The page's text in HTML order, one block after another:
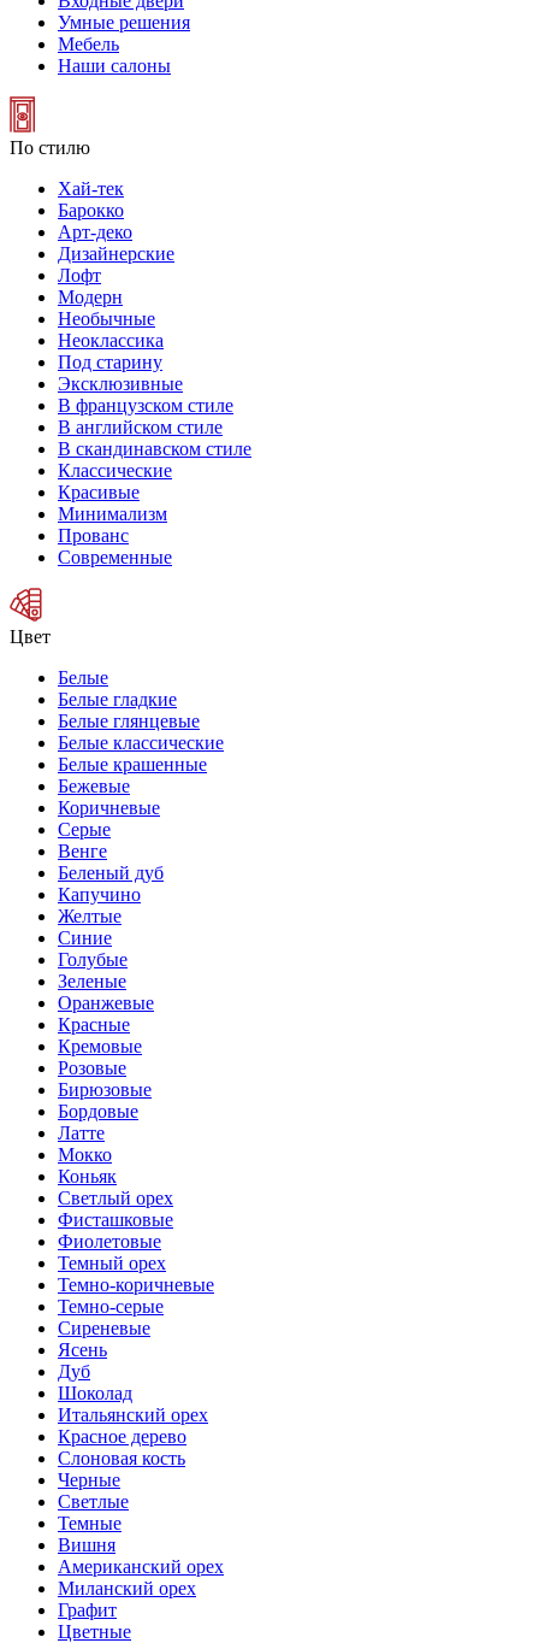
Умные решения
Мебель
Наши салоны
По стилю
Хай-тек
Барокко
Арт-деко
Дизайнерские
Лофт
Модерн
Необычные
Неоклассика
Под старину
Эксклюзивные
В французском стиле
В английском стиле
В скандинавском стиле
Классические
Красивые
Минимализм
Прованс
Современные
Цвет
Белые
Белые гладкие
Белые глянцевые
Белые классические
Белые крашенные
Бежевые
Коричневые
Серые
Венге
Беленый дуб
Капучино
Желтые
Синие
Голубые
Зеленые
Оранжевые
Красные
Кремовые
Розовые
Бирюзовые
Бордовые
Латте
Мокко
Коньяк
Светлый орех
Фисташковые
Фиолетовые
Темный орех
Темно-коричневые
Темно-серые
Сиреневые
Ясень
Дуб
Шоколад
Итальянский орех
Красное дерево
Слоновая кость
Черные
Светлые
Темные
Вишня
Американский орех
Миланский орех
Графит
Цветные